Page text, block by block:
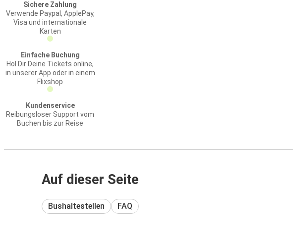
Sichere Zahlung
Verwende Paypal, ApplePay,
Visa und internationale
Karten
Einfache Buchung
Hol Dir Deine Tickets online,
in unserer App oder in einem
Flixshop
Kundenservice
Reibungsloser Support vom
Buchen bis zur Reise
Auf dieser Seite
Bushaltestellen FAQ